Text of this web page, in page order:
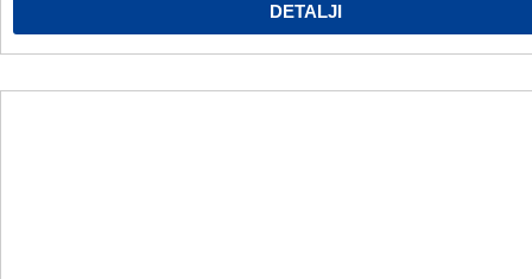
DETALJI